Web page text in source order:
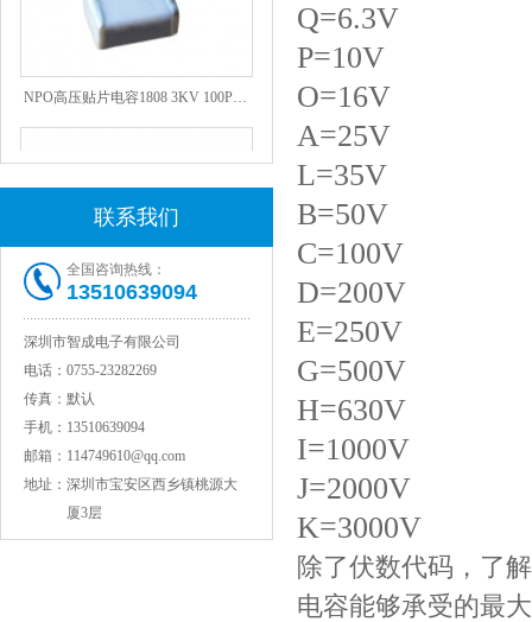
联系我们
全国咨询热线：
13510639094
深圳市智成电子有限公司
电话： 0755-23282269
传真： 默认
手机： 13510639094
邮箱： 114749610@qq.com
地址： 深圳市宝安区西乡镇桃源大
厦3层
Q=6.3V
P=10V
O=16V
A=25V
L=35V
B=50V
C=100V
D=200V
E=250V
G=500V
H=630V
I=1000V
J=2000V
K=3000V
除了伏数代码，了
电容能够承受的最